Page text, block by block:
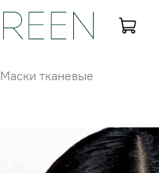
Маски тканевые